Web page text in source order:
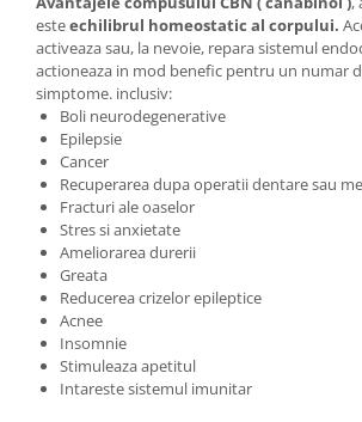
esteechilibrul homeostatic al corpului.
activeaza sau, la nevoie, repara sistemul
actioneaza in mod benefic pentru un numar
simptome. inclusiv:
Boli neurodegenerative
Epilepsie
Cancer
Recuperarea dupa operatii dentare sau
Fracturi ale oaselor
Stres si anxietate
Ameliorarea durerii
Greata
Reducerea crizelor epileptice
Acnee
Insomnie
Stimuleaza apetitul
Intareste sistemul imunitar